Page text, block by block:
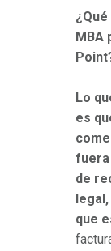
MBA
Lo
es
fuera
de
que